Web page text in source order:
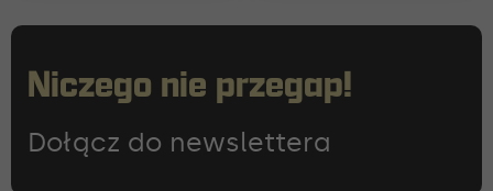
Niczego nie przegap!
Dołącz do newslettera